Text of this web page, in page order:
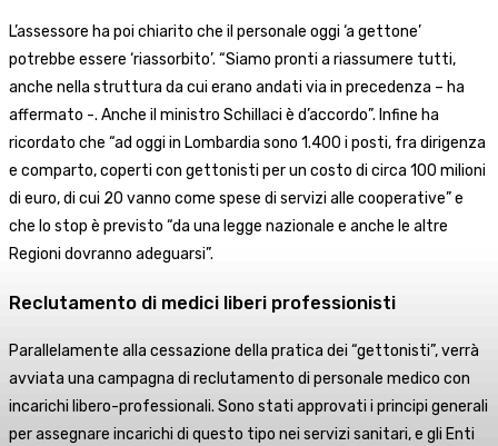
L’assessore ha poi chiarito che il personale oggi ‘a gettone’
potrebbe essere ‘riassorbito’. “Siamo pronti a riassumere tutti,
anche nella struttura da cui erano andati via in precedenza – ha
affermato -. Anche il ministro Schillaci è d’accordo”. Infine ha
ricordato che “ad oggi in Lombardia sono 1.400 i posti, fra dirigenza
e comparto, coperti con gettonisti per un costo di circa 100 milioni
di euro, di cui 20 vanno come spese di servizi alle cooperative” e
che lo stop è previsto “da una legge nazionale e anche le altre
Regioni dovranno adeguarsi”.
Reclutamento di medici liberi professionisti
Parallelamente alla cessazione della pratica dei “gettonisti”, verrà
avviata una campagna di reclutamento di personale medico con
incarichi libero-professionali. Sono stati approvati i principi generali
per assegnare incarichi di questo tipo nei servizi sanitari, e gli Enti